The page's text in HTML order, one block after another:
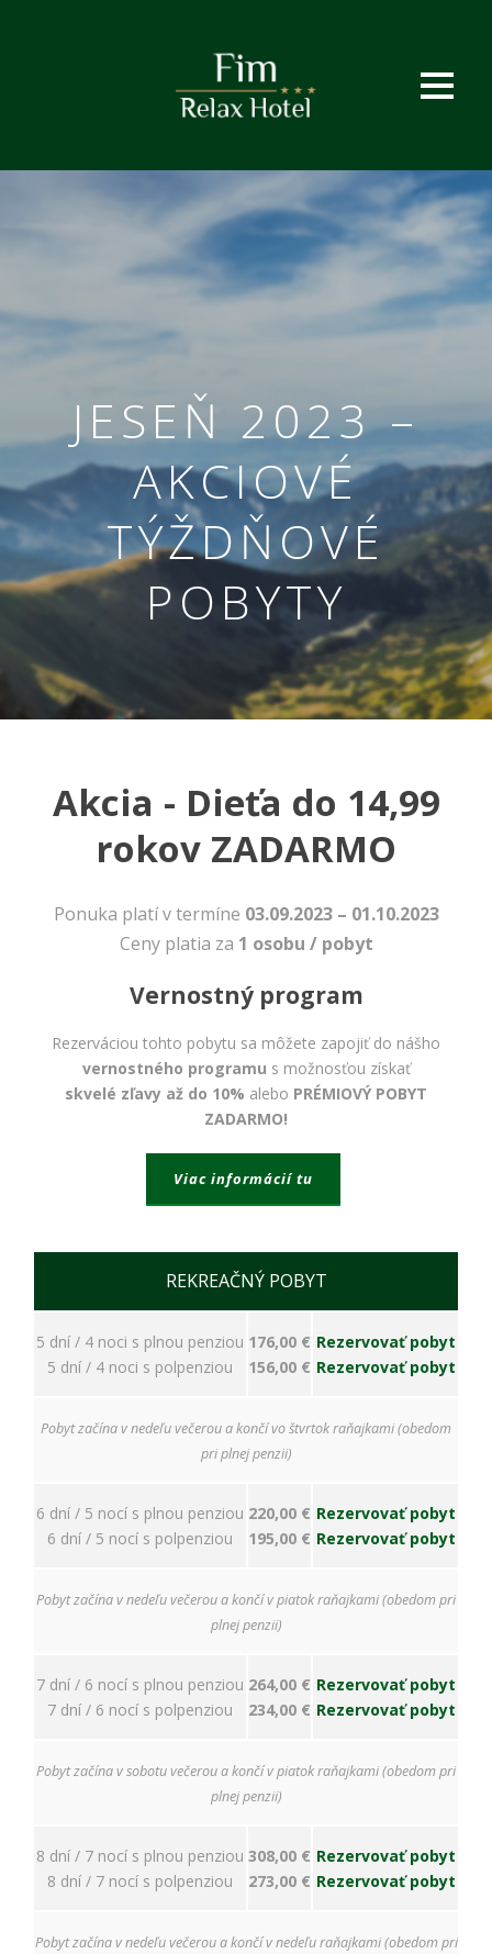
JESEŇ 2023 –
AKCIOVÉ
TÝŽDŇOVÉ
POBYTY
Akcia - Dieťa do 14,99
rokov ZADARMO
Ponuka platí v termíne 03.09.2023 – 01.10.2023
Ceny platia za 1 osobu / pobyt
Vernostný program
Rezerváciou tohto pobytu sa môžete zapojiť do nášho
vernostného programu s možnosťou získať
skvelé zľavy až do 10% alebo PRÉMIOVÝ POBYT
ZADARMO!
Viac informácií tu
REKREAČNÝ POBYT
5 dní / 4 noci s plnou penziou
5 dní / 4 noci s polpenziou
176,00 €
156,00 €
Rezervovať pobyt
Rezervovať pobyt
Pobyt začína v nedeľu večerou a končí vo štvrtok raňajkami (obedom
pri plnej penzii)
6 dní / 5 nocí s plnou penziou
6 dní / 5 nocí s polpenziou
220,00 €
195,00 €
Rezervovať pobyt
Rezervovať pobyt
Pobyt začína v nedeľu večerou a končí v piatok raňajkami (obedom pri
plnej penzii)
7 dní / 6 nocí s plnou penziou
7 dní / 6 nocí s polpenziou
264,00 €
234,00 €
Rezervovať pobyt
Rezervovať pobyt
Pobyt začína v sobotu večerou a končí v piatok raňajkami (obedom pri
plnej penzii)
8 dní / 7 nocí s plnou penziou
8 dní / 7 nocí s polpenziou
308,00 €
273,00 €
Rezervovať pobyt
Rezervovať pobyt
Pobyt začína v nedeľu večerou a končí v nedeľu raňajkami (obedom pri
sú
nevyhnutné
pre správne
fungovanie
Zahŕňajú
napríklad
nastavenia
predvyplnenie
formulárov.
Bez týchto
cookies by
nemohla
správne
webu; Právny
základ:
nám
porozumieť,
používajú
našu stránku,
zlepšovať.
informácie
anonymne.
vylepšenie
súhlas
návštevníka
Používateľská